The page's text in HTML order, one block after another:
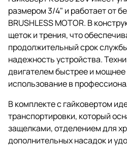
размером 3/4" и работает от
BRUSHLESS MOTOR. В
щеток и трения, что
продолжительный срок
надежность устройства.
двигателем быстрее и мощнее
использование в
В комплекте с гайковертом
транспортировки, который
защелками, отделением для
дополнительных насадок и